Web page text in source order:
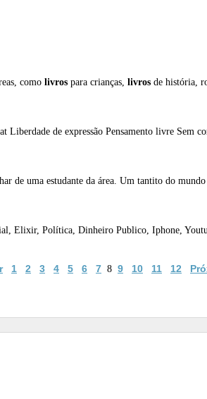
como livrospara crianças, livrosde história,
de expressão Pensamento livre Sem
de uma estudante da área. Um tantito do
Elixir, Política, Dinheiro Publico, Iphone,
1 2 3 4 5 6 7 8 9 10 11 12